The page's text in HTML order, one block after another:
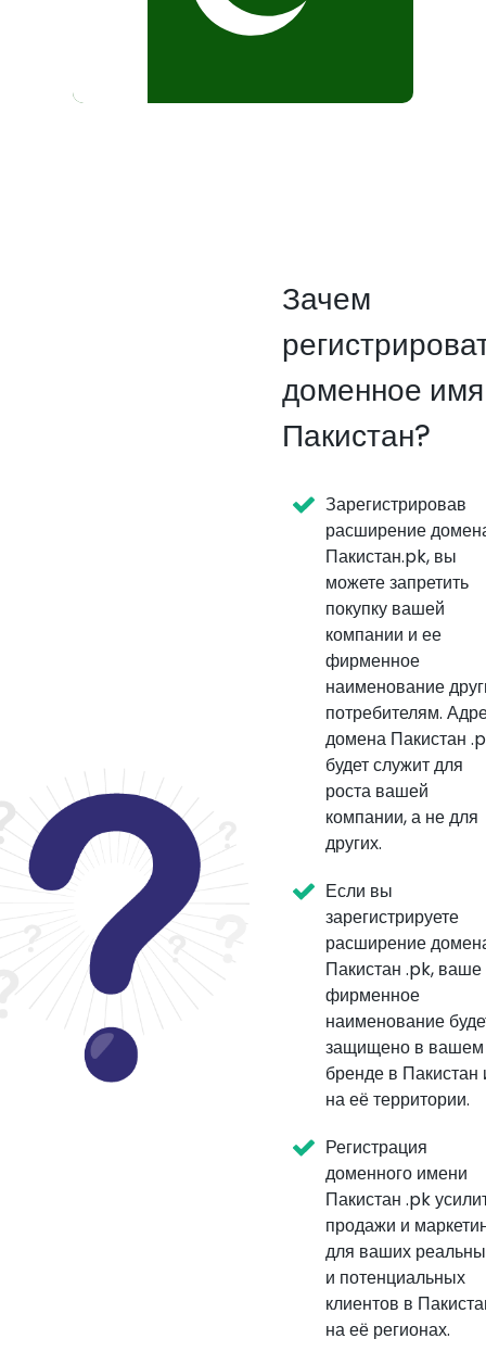
Зачем
доменное
Пакистан?
Зарегистрировав
расширение
Пакистан.pk, вы
можете запретить
покупку вашей
компании и ее
фирменное
наименование
потребителям.
домена Пакистан
будет служит для
роста вашей
компании, а не для
других.
Если вы
зарегистрируете
расширение
Пакистан .pk, ваше
фирменное
наименование
защищено в вашем
бренде в Пакистан
на её территории.
Регистрация
доменного имени
Пакистан .pk
продажи и
для ваших
и потенциальных
клиентов в
на её регионах.